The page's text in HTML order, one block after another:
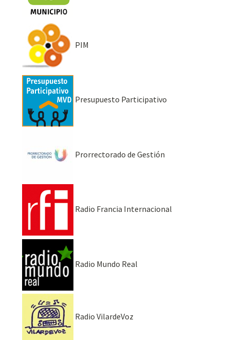
PIM
Presupuesto Participativo
Prorrectorado de Gestión
Radio Francia Internacional
Radio Mundo Real
Radio VilardeVoz